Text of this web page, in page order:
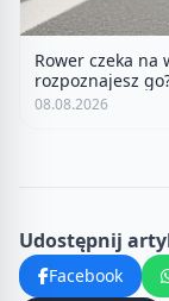
Rower czeka na
rozpoznajesz
08.08.2026
Udostępnij
Facebook